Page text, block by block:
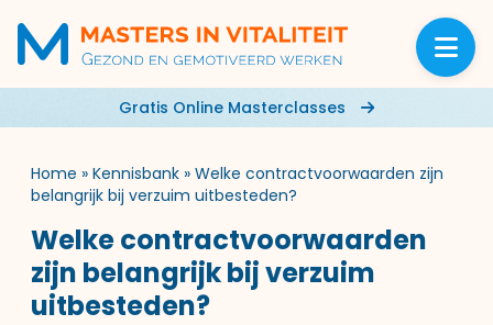
Gratis Online Masterclasses
Home » Kennisbank » Welke contractvoorwaarden zijn
belangrijk bij verzuim uitbesteden?
Welke contractvoorwaarden
zijn belangrijk bij verzuim
uitbesteden?